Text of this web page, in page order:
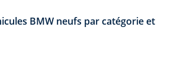
BMW neufs par catégorie et